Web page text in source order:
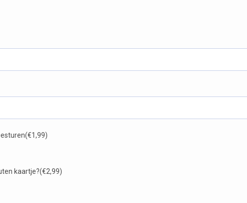
(€1,99)
kaartje?(€2,99)